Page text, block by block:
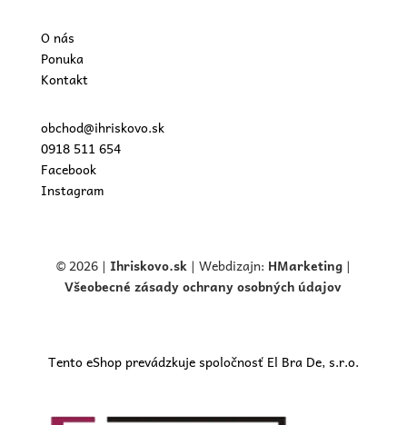
O nás
Ponuka
Kontakt
obchod@ihriskovo.sk
0918 511 654
Facebook
Instagram
© 2026 | Ihriskovo.sk| Webdizajn: HMarketing |
Všeobecné zásady ochrany osobných údajov
Tento eShop prevádzkuje spoločnosť El Bra De, s.r.o.